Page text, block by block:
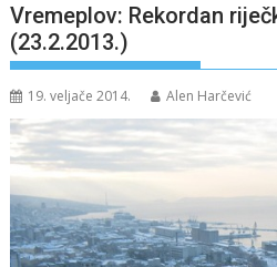
Vremeplov: Rekordan
(23.2.2013.)
19. veljače 2014. Alen Harčević